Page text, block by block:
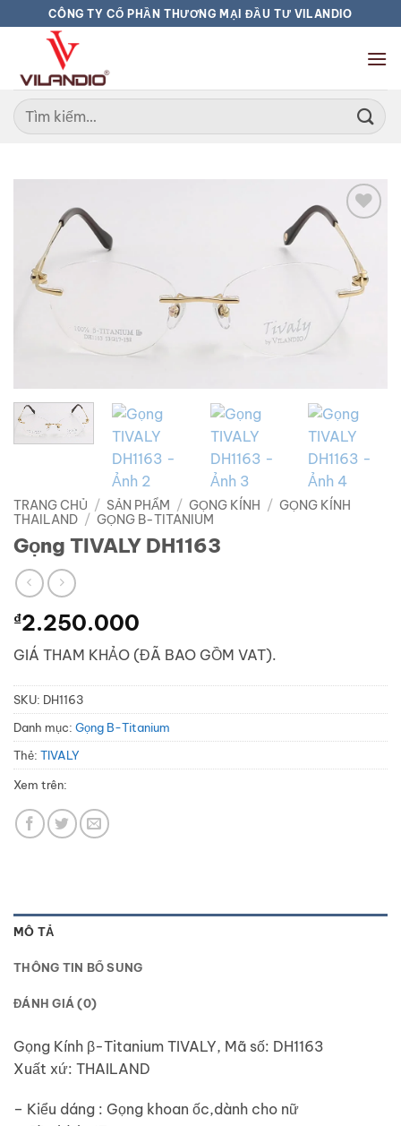
qua
dung
CÔNG TY CỔ PHẦN THƯƠNG MẠI ĐẦU TƯ VILANDIO
Tìm
kiếm:
Add to
wishlist
TRANG CHỦ / SẢN PHẨM / GỌNG KÍNH / GỌNG KÍNH
THAILAND / GỌNG B-TITANIUM
Gọng TIVALY DH1163
₫2.250.000
GIÁ THAM KHẢO (ĐÃ BAO GỒM VAT).
SKU: DH1163
Danh mục: Gọng B-Titanium
Thẻ: TIVALY
Xem trên:
MÔ TẢ
THÔNG TIN BỔ SUNG
ĐÁNH GIÁ (0)
Gọng Kính β-Titanium TIVALY, Mã số: DH1163
Xuất xứ: THAILAND
– Kiểu dáng : Gọng khoan ốc,dành cho nữ